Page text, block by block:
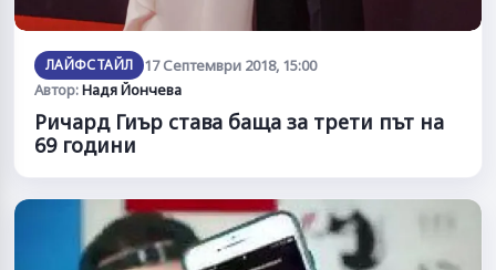
ЛАЙФСТАЙЛ
17 Септември 2018, 15:00
Автор:Надя Йончева
Ричард Гиър става баща за трети път на
69 години